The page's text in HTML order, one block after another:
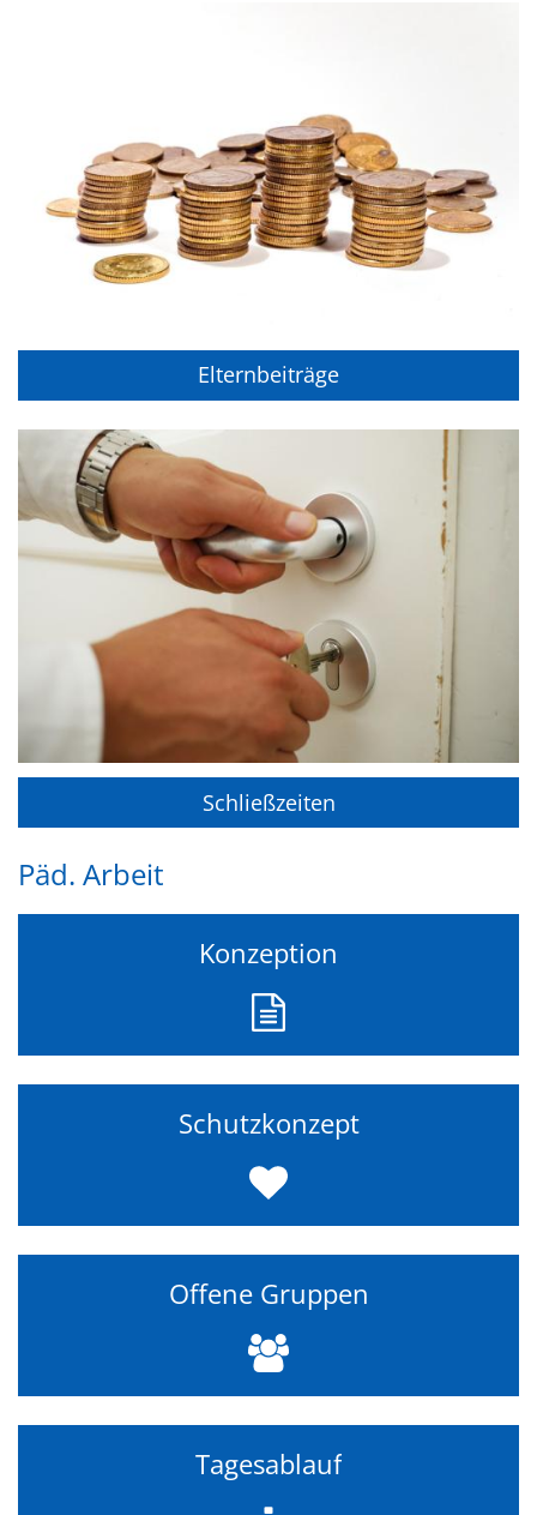
Elternbeiträge
Schließzeiten
Päd. Arbeit
Konzeption
Schutzkonzept
Offene Gruppen
Tagesablauf